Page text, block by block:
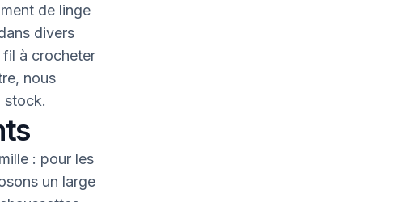
de linge
divers
fil à crocheter
nous
stock.
: pour les
un large